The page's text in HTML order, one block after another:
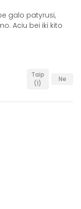
galo patyrusi,
Aciu bei iki kito
Taip
(1)
Ne